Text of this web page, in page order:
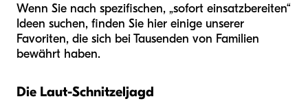
Wenn Sie nach spezifischen, „sofort einsatzbereiten“
Ideen suchen, finden Sie hier einige unserer
Favoriten, die sich bei Tausenden von Familien
bewährt haben.
Die Laut-Schnitzeljagd